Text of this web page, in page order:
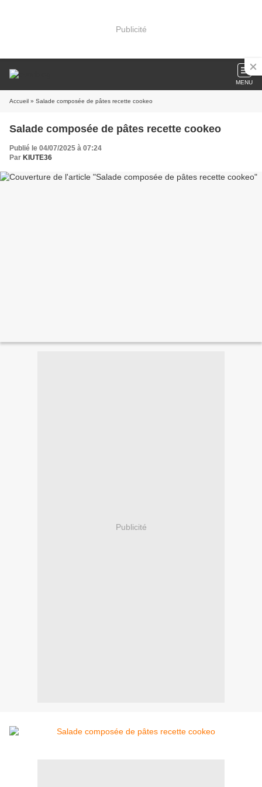
Publicité
MENU
Accueil » Salade composée de pâtes recette cookeo
Salade composée de pâtes recette cookeo
Publié le 04/07/2025 à 07:24
Par KIUTE36
Publicité